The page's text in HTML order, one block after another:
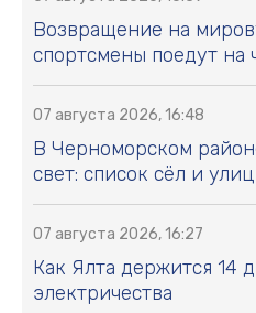
Возвращение на
спортсмены поедут
07 августа 2026, 16:48
В Черноморском
свет: список сёл и улиц
07 августа 2026, 16:27
Как Ялта держится 14
электричества